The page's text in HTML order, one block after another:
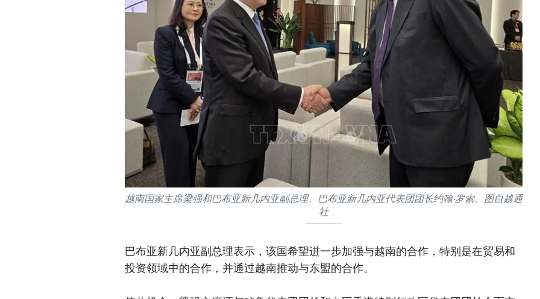
越南国家主席梁强和巴布亚新几内亚副总理、巴布亚新几内亚代表团团长约翰·罗索。图自越通
社
巴布亚新几内亚副总理表示，该国希望进一步加强与越南的合作，特别是在贸易和
投资领域中的合作，并通过越南推动与东盟的合作。